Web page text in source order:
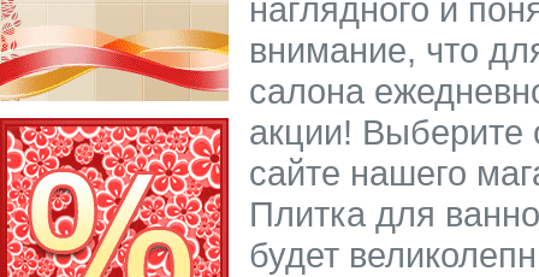
наглядного и
внимание, что
салона
акции! Выберите
сайте нашего
Плитка для
будет